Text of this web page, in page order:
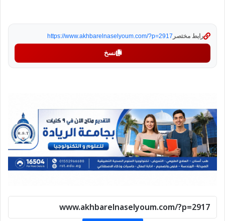
رابط مختصر https://www.akhbarelnaselyoum.com/?p=2917
نسخ